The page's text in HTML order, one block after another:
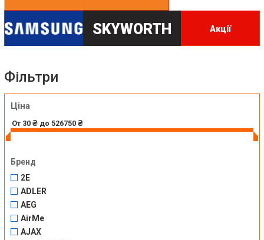
SKYWORTH Акції
Фільтри
Ціна
Бренд
2E
ADLER
AEG
AirMe
AJAX